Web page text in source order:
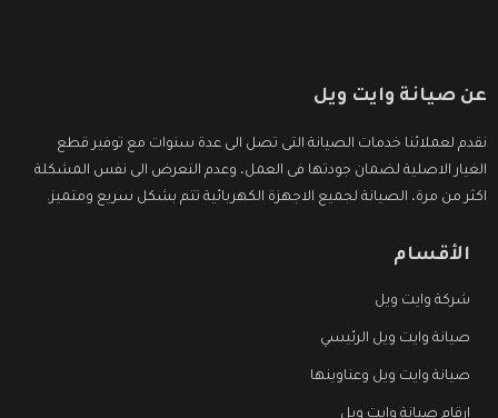
عن صيانة وايت ويل
نقدم لعملائنا خدمات الصيانة التى تصل الى عدة سنوات مع توفير قطع
الغيار الاصلية لضمان جودتها فى العمل، وعدم التعرض الى نفس المشكلة
اكثر من مرة، الصيانة لجميع الاجهزة الكهربائية تتم بشكل سريع ومتميز.
الأقسام
شركة وايت ويل
صيانة وايت ويل الرئيسي
صيانة وايت ويل وعناوينها